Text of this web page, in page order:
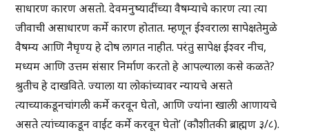
साधारण कारण असतो. देवमनुष्यादींच्या वैषम्याचे कारण त्या त्या
जीवाची असाधारण कर्मे कारण होतात. म्हणून ईश्वराला सापेक्षतेमुळे
वैषम्य आणि नैघृण्य हे दोष लागत नाहीत. परंतु सापेक्ष ईश्वर नीच,
मध्यम आणि उत्तम संसार निर्माण करतो हे आपल्याला कसे कळते?
श्रुतीच हे दाखविते. ज्याला या लोकांच्यावर न्यायचे असते
त्याच्याकडूनचांगली कर्मे करवून घेतो, आणि ज्यांना खाली आणायचे
असते त्यांच्याकडून वाईट कर्मे करवून घेतो’ (कौशीतकी ब्राह्मण ३/८).